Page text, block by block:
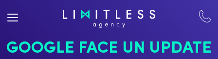
GOOGLE FACE UN UPDATE